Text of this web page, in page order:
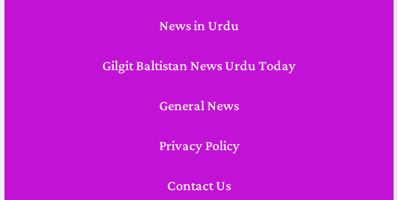
News in Urdu
Gilgit Baltistan News Urdu Today
General News
Privacy Policy
Contact Us